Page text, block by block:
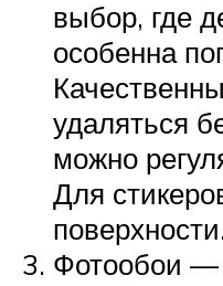
выбор, где
особенна
удаляться
можно
Для
Фотообои —